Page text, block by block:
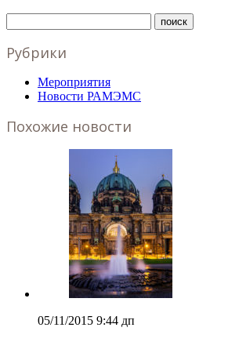
Рубрики
Мероприятия
Новости РАМЭМС
Похожие новости
05/11/2015 9:44 дп